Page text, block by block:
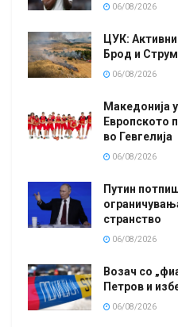
06/08/2026
ЦУК:
Брод и
06/08/2026
Македонија
Европското
во Гевгелија
06/08/2026
Путин
странство
06/08/2026
Возач со
Петров и
06/08/2026